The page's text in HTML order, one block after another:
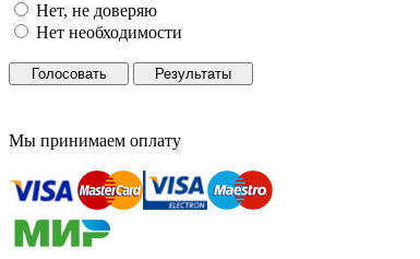
Нет, не доверяю
Нет необходимости
Голосовать Результаты
Мы принимаем оплату